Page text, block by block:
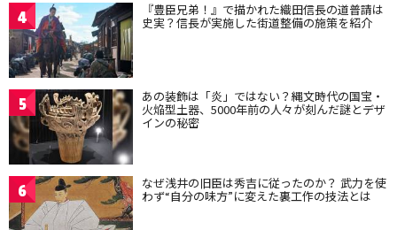
4 『豊臣兄弟！』で描かれた織田信長の道普請は
史実？信長が実施した街道整備の施策を紹介
5 あの装飾は「炎」ではない？縄文時代の国宝・
火焔型土器、5000年前の人々が刻んだ謎とデザ
インの秘密
6 なぜ浅井の旧臣は秀吉に従ったのか？ 武力を使
わず“自分の味方”に変えた裏工作の技法とは